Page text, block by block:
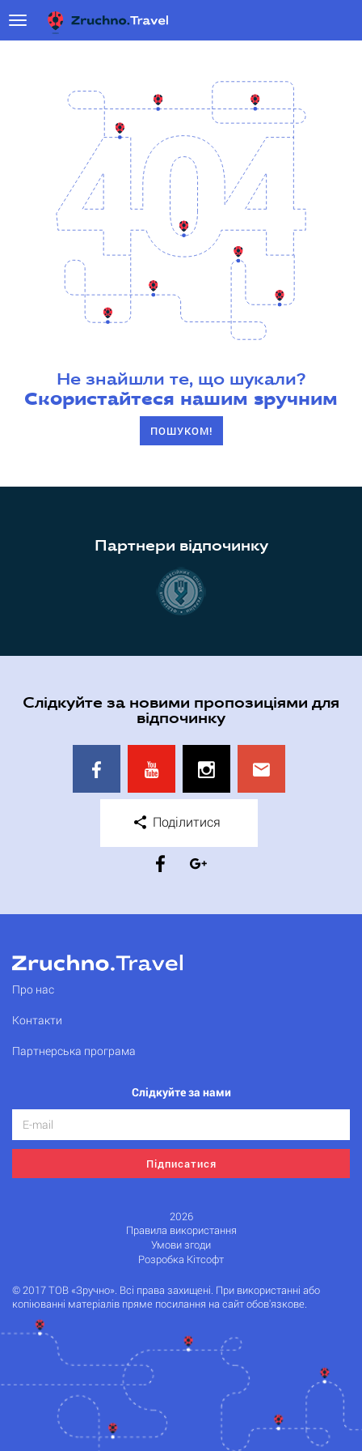
Не знайшли те, що шукали?
Скористайтеся нашим зручним
ПОШУКОМ!
Партнери відпочинку
Слідкуйте за новими пропозиціями для
відпочинку
Поділитися
Про нас
Контакти
Партнерська програма
Слідкуйте за нами
Підписатися
2026
Правила використання
Умови згоди
Розробка Кітсофт
© 2017 ТОВ «Зручно». Всі права захищені. При використанні або
копіюванні матеріалів пряме посилання на сайт обов'язкове.